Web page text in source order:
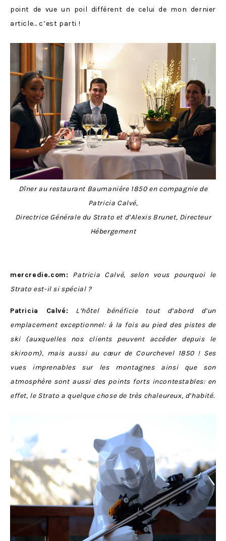
point de vue un poil différent de celui de mon dernier
article… c’est parti !
Dîner au restaurant Baumanière 1850 en compagnie de
Patricia Calvé,
Directrice Générale du Strato et d’Alexis Brunet, Directeur
Hébergement
mercredie.com:
Patricia Calvé, selon vous pourquoi le
Strato est-il si spécial ?
Patricia Calvé:
L’hôtel bénéficie tout d’abord d’un
emplacement exceptionnel: à la fois au pied des pistes de
ski (auxquelles nos clients peuvent accéder depuis le
skiroom), mais aussi au cœur de Courchevel 1850 ! Ses
vues imprenables sur les montagnes ainsi que son
atmosphère sont aussi des points forts incontestables: en
effet, le Strato a quelque chose de très chaleureux, d’habité.